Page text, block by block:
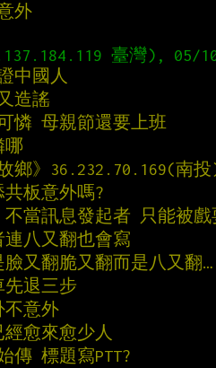
外
中國人
造謠
憐 母親節還要上班
哪
鄉》36.232.70.169(南
板意外嗎?
當訊息發起者 只能被戲
八又翻也會寫
又翻脆又翻而是八又翻…
退三步
意外
愈來愈少人
傳 標題寫PTT?